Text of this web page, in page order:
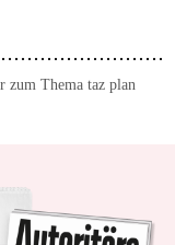
zum Thema taz plan